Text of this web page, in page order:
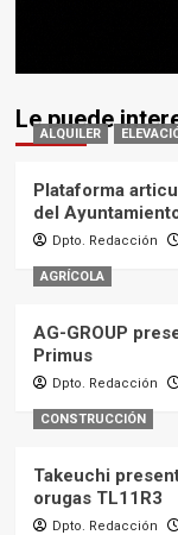
Le puede
ALQUILER
Plataforma
del
Dpto. Redacción
AGRÍCOLA
AG-GROUP
Primus
Dpto. Redacción
CONSTRUCCIÓN
Takeuchi
orugas TL11R3
Dpto. Redacción